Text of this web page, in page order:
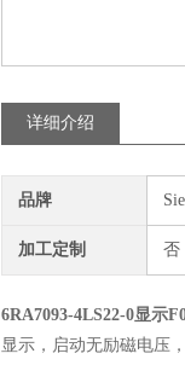
详细介绍
品牌
加工定制 否
6RA7093-4LS22-0显示
显示，启动无励磁电压